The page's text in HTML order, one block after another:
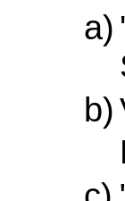
a)
b)